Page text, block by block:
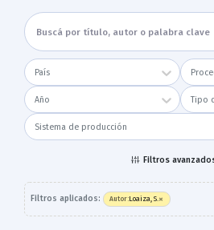
País
Año Tipo
Sistema de producción
Filtros
Filtros aplicados: Autor:Loaiza, S.×